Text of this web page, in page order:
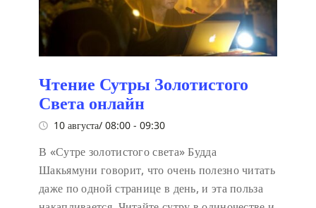
Чтение Сутры Золотистого
Света онлайн
10 августа/ 08:00 - 09:30
В «Сутре золотистого света» Будда
Шакьямуни говорит, что очень полезно читать
даже по одной странице в день, и эта польза